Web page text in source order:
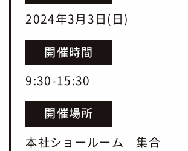
2024年3月3日(日)
開催時間
9:30-15:30
開催場所
本社ショールーム 集合